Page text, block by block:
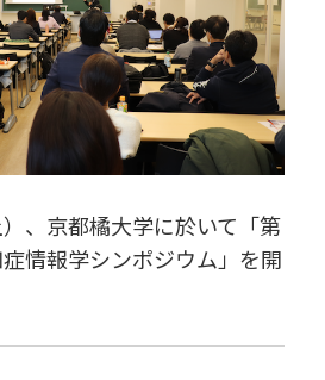
、京都橘大学に於いて「第
情報学シンポジウム」を開